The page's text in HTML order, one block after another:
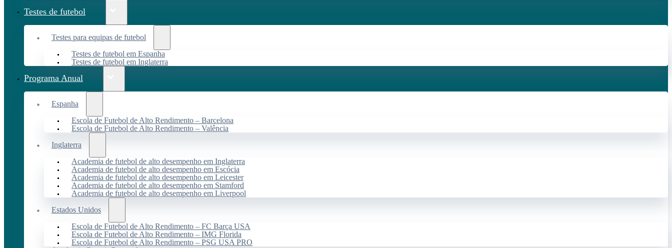
Testes de futebol
Testes para equipas de futebol
Testes de futebol em Espanha
Testes de futebol em Inglaterra
Programa Anual
Espanha
Escola de Futebol de Alto Rendimento – Barcelona
Escola de Futebol de Alto Rendimento – Valência
Inglaterra
Academia de futebol de alto desempenho em Inglaterra
Academia de futebol de alto desempenho em Escócia
Academia de futebol de alto desempenho em Leicester
Academia de futebol de alto desempenho em Stamford
Academia de futebol de alto desempenho em Liverpool
Estados Unidos
Escola de Futebol de Alto Rendimento – FC Barça USA
Escola de Futebol de Alto Rendimento – IMG Florida
Escola de Futebol de Alto Rendimento – PSG USA PRO